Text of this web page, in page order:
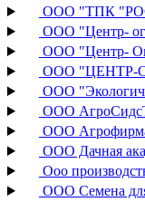
ООО "ТПК
ООО "Центр-
ООО "Центр-
ООО "ЦЕНТР-
ООО
ООО
ООО
ООО Дачная
Ооо
ООО Семена